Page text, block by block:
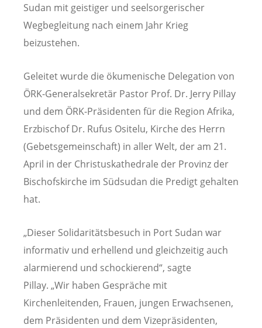
Sudan mit geistiger und seelsorgerischer
Wegbegleitung nach einem Jahr Krieg
beizustehen.
Geleitet wurde die ökumenische Delegation von
ÖRK-Generalsekretär Pastor Prof. Dr. Jerry Pillay
und dem ÖRK-Präsidenten für die Region Afrika,
Erzbischof Dr. Rufus Ositelu, Kirche des Herrn
(Gebetsgemeinschaft) in aller Welt, der am 21.
April in der Christuskathedrale der Provinz der
Bischofskirche im Südsudan die Predigt gehalten
hat.
„Dieser Solidaritätsbesuch in Port Sudan war
informativ und erhellend und gleichzeitig auch
alarmierend und schockierend“, sagte
Pillay. „Wir haben Gespräche mit
Kirchenleitenden, Frauen, jungen Erwachsenen,
dem Präsidenten und dem Vizepräsidenten,